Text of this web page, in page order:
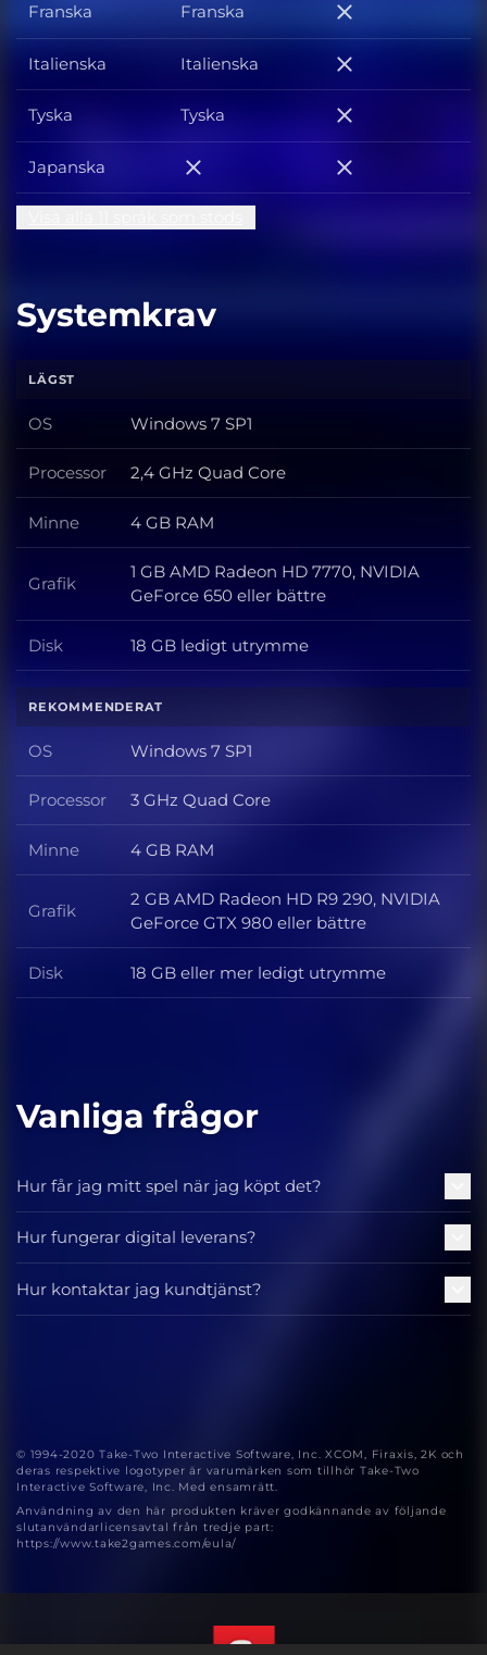
Franska
Franska
Franska
Italienska
Italienska
Italienska
Tyska
Tyska
Tyska
Japanska
Japanska
Japanska
Systemkrav
LÄGST
OS OS
Windows 7 SP1
Processor Processor
2,4 GHz Quad Core
Minne Minne
4 GB RAM
Grafik Grafik
1 GB AMD Radeon HD 7770, NVIDIA
GeForce 650 eller bättre
Disk Disk
18 GB ledigt utrymme
REKOMMENDERAT
OS OS
Windows 7 SP1
Processor Processor
3 GHz Quad Core
Minne Minne
4 GB RAM
Grafik Grafik
2 GB AMD Radeon HD R9 290, NVIDIA
GeForce GTX 980 eller bättre
Disk Disk
18 GB eller mer ledigt utrymme
Vanliga frågor
Hur får jag mitt spel när jag köpt det?
Hur fungerar digital leverans?
Hur kontaktar jag kundtjänst?
© 1994-2020 Take-Two Interactive Software, Inc. XCOM, Firaxis, 2K och
deras respektive logotyper är varumärken som tillhör Take-Two
Interactive Software, Inc. Med ensamrätt.
Användning av den här produkten kräver godkännande av följande
slutanvändarlicensavtal från tredje part:
https://www.take2games.com/eula/